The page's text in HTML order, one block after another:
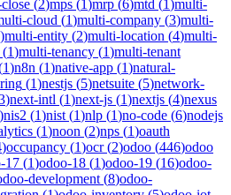
(2)mps (1)mrp (6)mtd (1)multi-
cloud (1)multi-company (3)multi-
)multi-entity (2)multi-location (4)multi-
(1)multi-tenancy (1)multi-tenant
1)n8n (1)native-app (1)natural-
(1)nestjs (5)netsuite (5)network-
)next-intl (1)next-js (1)nextjs (4)nexus
)nis2 (1)nist (1)nlp (1)no-code (6)nodejs
(1)noon (2)nps (1)oauth
)occupancy (1)ocr(2)odoo (446)odoo
17 (1)odoo-18 (1)odoo-19 (16)odoo-
development (8)odoo-